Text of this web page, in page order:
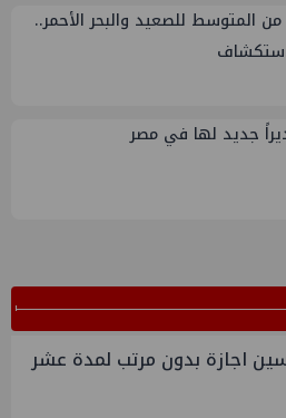
المتوسط للصعيد والبحر الأحمر..
جديد لها في مصر
اجازة بدون مرتب لمدة عشر